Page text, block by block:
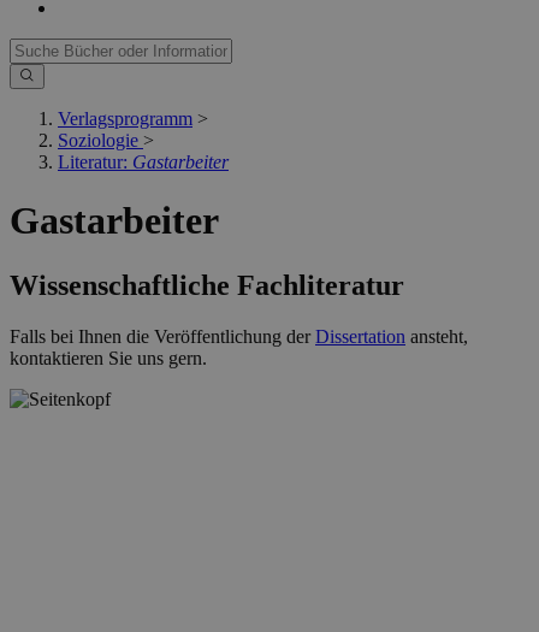
Verlagsprogramm >
Soziologie >
Literatur: Gastarbeiter
Gastarbeiter
Wissenschaftliche Fachliteratur
Falls bei Ihnen die Veröffentlichung derDissertation ansteht,
kontaktieren Sie uns gern.